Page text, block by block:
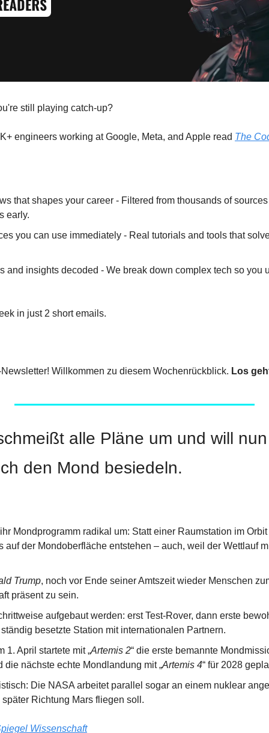
still playing catch-up?
engineers working at Google, Meta, and Apple read The
that shapes your career - Filtered from thousands of
early.
you can use immediately - Real tutorials and tools that
and insights decoded - We break down complex tech so you
in just 2 short emails.
Willkommen zu diesem Wochenrückblick. Los
alle Pläne um und will nun
den Mond besiedeln.
Mondprogramm radikal um: Statt einer Raumstation im
auf der Mondoberfläche entstehen – auch, weil der Wettlauf
Trump, noch vor Ende seiner Amtszeit wieder Menschen
präsent zu sein.
aufgebaut werden: erst Test-Rover, dann erste
besetzte Station mit internationalen Partnern.
1. April startete mit „Artemis 2“ die erste bemannte
die nächste echte Mondlandung mit „Artemis 4“ für 2028
Die NASA arbeitet parallel sogar an einem nuklear
Richtung Mars fliegen soll.
Wissenschaft